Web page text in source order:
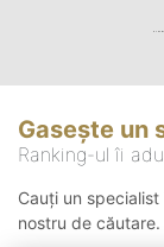
Gasește un
Ranking-ul îi
Cauți un
nostru de